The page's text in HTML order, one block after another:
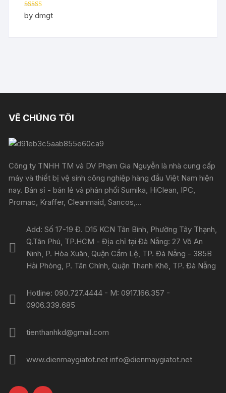
Rated5out
of 5
by dmgt
VỀ CHÚNG TÔI
Công ty TNHH TM và DV Phạm Gia Nguyễn là nhà cung cấp
máy và thiết bị vệ sinh công nghiệp hàng đầu Việt Nam hiện
nay. Bán sỉ - bán lẻ và phân phối Sumika, HiClean, IPC,
Promac, Kraffer, Cleanmaid, Sancos,...
Add: Số 17-19 Đ. D15 KCN Tân Bình, Phường Tây Thạnh,
Q.Tân Phú, TP.HCM - Địa chỉ tại Đà Nẵng: 27 Võ An
Ninh, P. Hòa Xuân, Quận Cẩm Lệ, TP. Đà Nẵng - 385B
Hải Phòng, P. Tân Chính, Quận Thanh Khê, TP. Đà Nẵng
Hotline: 090.727.4444 - M: 0917.166.357 -
0906.339.685
tienthanhkd@gmail.com
www.dienmaygiatot.net info@dienmaygiatot.net